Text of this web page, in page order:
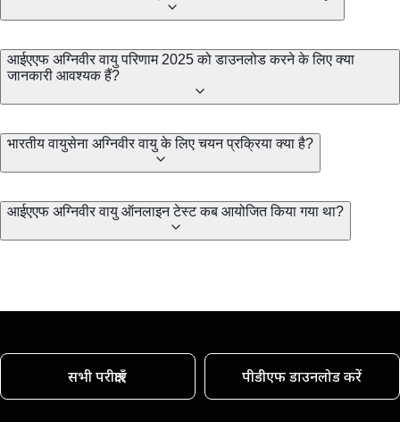
आईएएफ अग्निवीर वायु परिणाम 2025 को डाउनलोड करने के लिए क्या
जानकारी आवश्यक हैं?
भारतीय वायुसेना अग्निवीर वायु के लिए चयन प्रक्रिया क्या है?
आईएएफ अग्निवीर वायु ऑनलाइन टेस्ट कब आयोजित किया गया था?
सभी परीक्षाएँ पीडीएफ डाउनलोड करें